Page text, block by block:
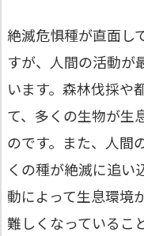
絶滅危惧種が直面し
すが、人間の活動が
います。森林伐採や
て、多くの生物が生
のです。また、人間
くの種が絶滅に追い
動によって生息環境
難しくなっているこ